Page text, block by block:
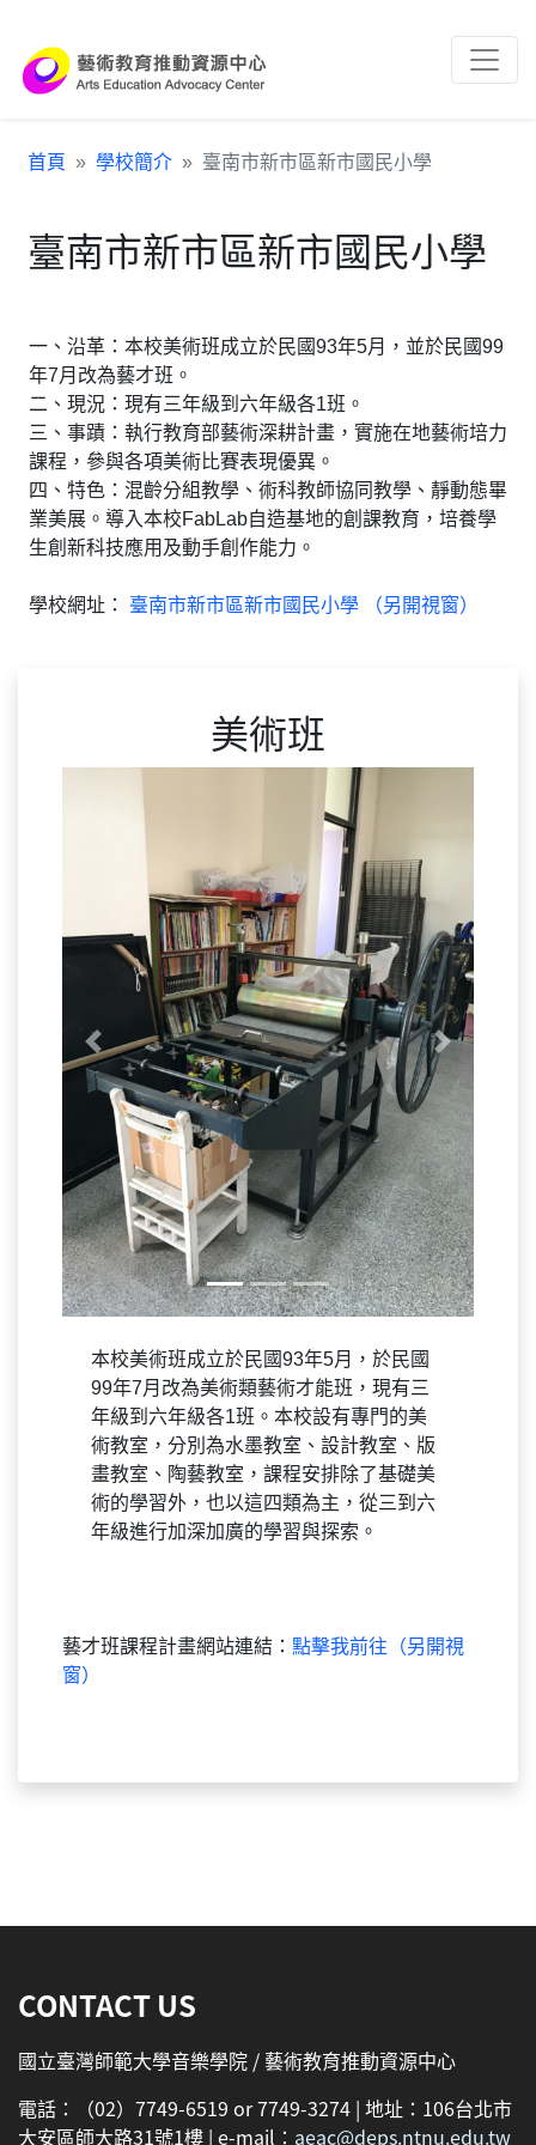
首頁 學校簡介 臺南市新市區新市國民小學
臺南市新市區新市國民小學
一、沿革：本校美術班成立於民國93年5月，並於民國99
年7月改為藝才班。
二、現況：現有三年級到六年級各1班。
三、事蹟：執行教育部藝術深耕計畫，實施在地藝術培力
課程，參與各項美術比賽表現優異。
四、特色：混齡分組教學、術科教師協同教學、靜動態畢
業美展。導入本校FabLab自造基地的創課教育，培養學
生創新科技應用及動手創作能力。
學校網址： 臺南市新市區新市國民小學 （另開視窗）
美術班
Previous Next
本校美術班成立於民國93年5月，於民國
99年7月改為美術類藝術才能班，現有三
年級到六年級各1班。本校設有專門的美
術教室，分別為水墨教室、設計教室、版
畫教室、陶藝教室，課程安排除了基礎美
術的學習外，也以這四類為主，從三到六
年級進行加深加廣的學習與探索。
藝才班課程計畫網站連結： 點擊我前往（另開視
窗）
CONTACT US
國立臺灣師範大學音樂學院 / 藝術教育推動資源中心
電話：（02）7749-6519 or 7749-3274 | 地址：106台北市
大安區師大路31號1樓 | e-mail： aeac@deps.ntnu.edu.tw